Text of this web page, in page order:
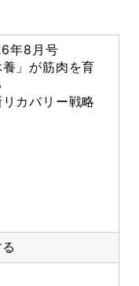
年8月号
養」が筋肉を育
カバリー戦略